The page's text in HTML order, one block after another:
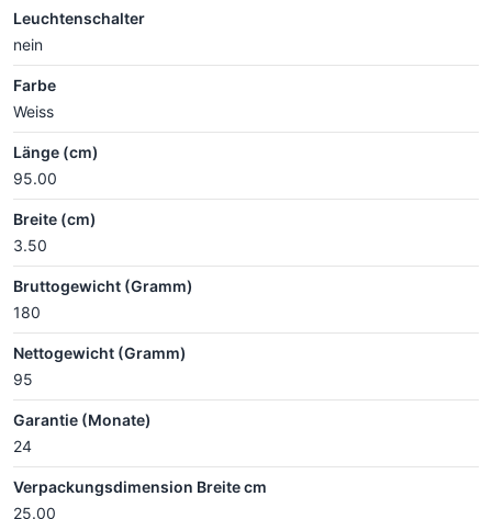
Leuchtenschalter
nein
Farbe
Weiss
Länge (cm)
95.00
Breite (cm)
3.50
Bruttogewicht (Gramm)
180
Nettogewicht (Gramm)
95
Garantie (Monate)
24
Verpackungsdimension Breite cm
25.00